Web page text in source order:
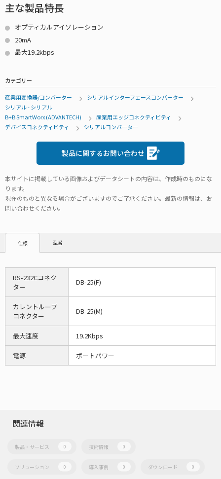
主な製品特長
オプティカルアイソレーション
20mA
最大19.2kbps
カテゴリー
産業用変換器/コンバーター
シリアルインターフェースコンバーター
シリアル - シリアル
B+B SmartWorx (ADVANTECH)
産業用エッジコネクティビティ
デバイスコネクティビティ
シリアルコンバーター
製品に関するお問い合わせ
本サイトに掲載している画像およびデータシートの内容は、作成時のものにな
ります。
現在のものと異なる場合がございますのでご了承ください。最新の情報は、お
問い合わせください。
仕様 型番
RS-232Cコネク
ター
DB-25(F)
カレントループ
コネクター
DB-25(M)
最大速度 19.2Kbps
電源 ポートパワー
関連情報
製品・サービス 0 技術情報 0
ソリューション 0 導入事例 0 ダウンロード 0